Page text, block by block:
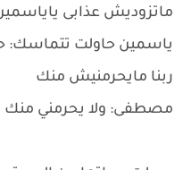
ماتزوديش عذابى
ياسمين حاولت تتماسك:
ربنا مايحرمنيش منك
مصطفى: ولا يحرمني منك